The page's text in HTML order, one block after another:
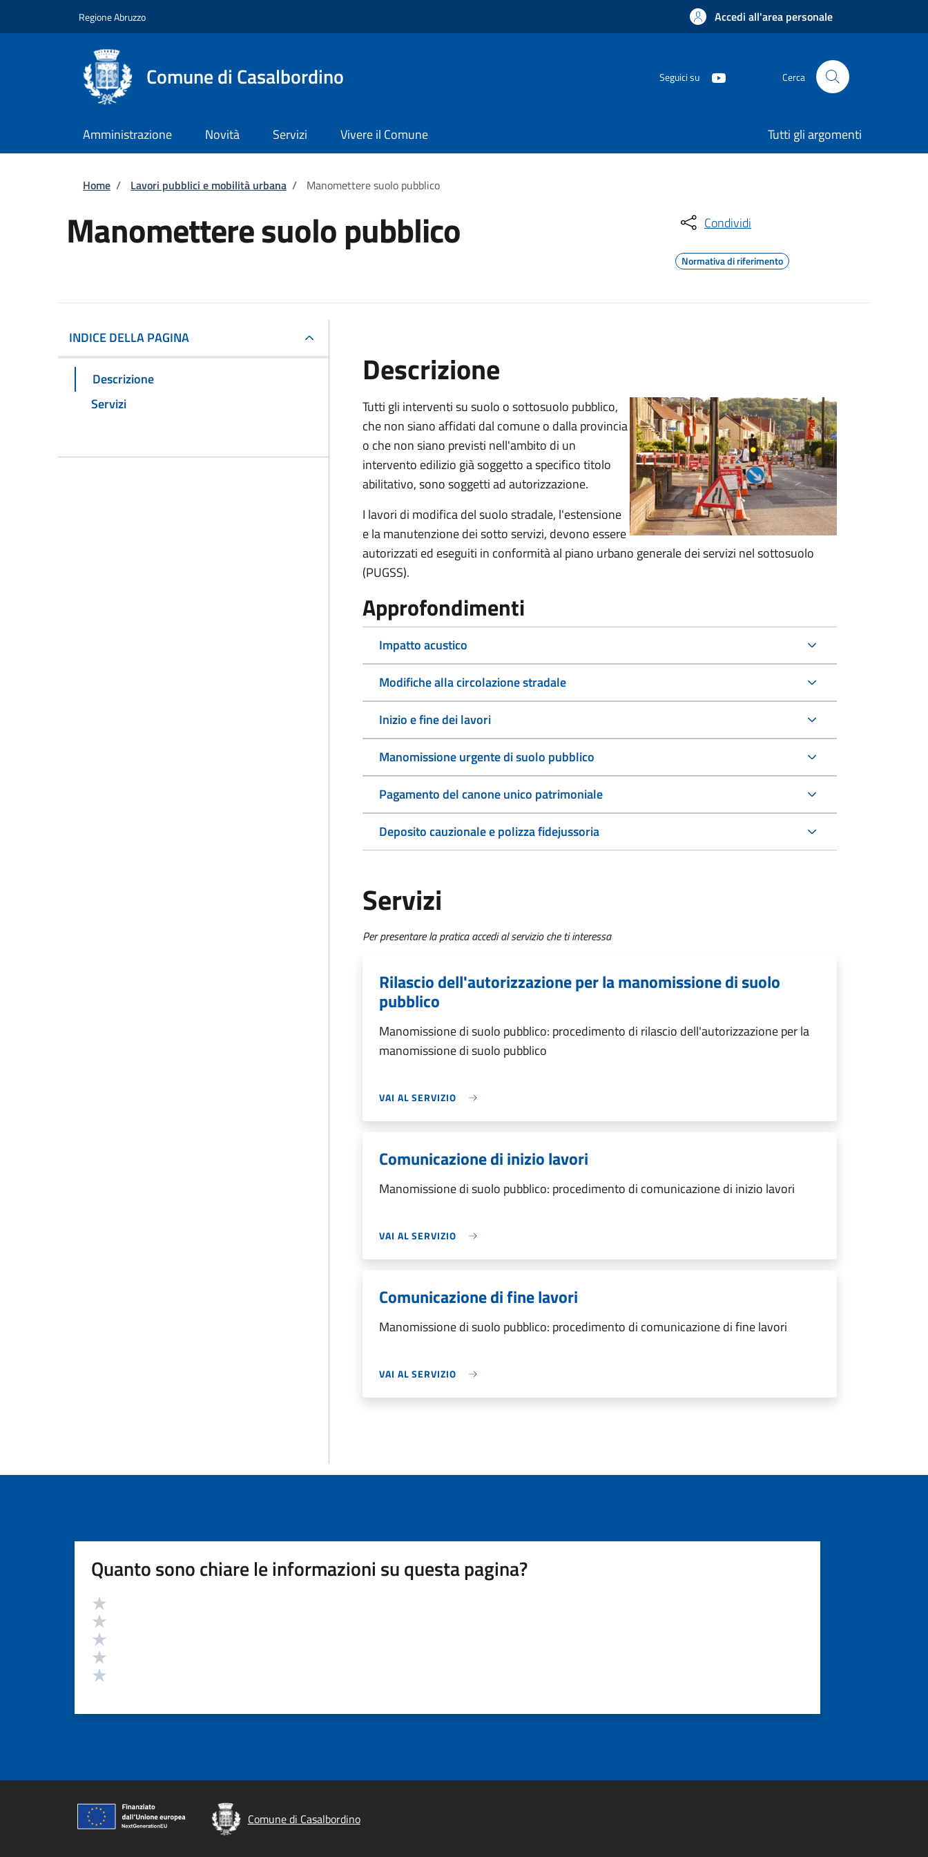
Regione Abruzzo Accedi all'area personale
Comune di Casalbordino Seguici su Cerca
Amministrazione Novità Servizi Vivere il Comune Tutti gli argomenti
Briciole di pane
Home / Lavori pubblici e mobilità urbana / Manomettere suolo pubblico
Manomettere suolo pubblico Condividi
Normativa di riferimento
INDICE DELLA PAGINA
Descrizione
Servizi
Descrizione
Tutti gli interventi su suolo o sottosuolo pubblico,
che non siano affidati dal comune o dalla provincia
o che non siano previsti nell'ambito di un
intervento edilizio già soggetto a specifico titolo
abilitativo, sono soggetti adautorizzazione.
I lavori di modifica del suolo stradale, l'estensione
e la manutenzione dei sotto servizi, devono essere
autorizzati ed eseguiti in conformità al piano urbano generale dei servizi nel sottosuolo
(PUGSS).
Approfondimenti
Impatto acustico
Modifiche alla circolazione stradale
Inizio e fine dei lavori
Manomissione urgente di suolo pubblico
Pagamento del canone unico patrimoniale
Deposito cauzionale e polizza fidejussoria
Servizi
Per presentare la pratica accedi al servizio che ti interessa
Rilascio dell'autorizzazione per la manomissione di suolo
pubblico
Manomissione di suolo pubblico: procedimento di rilascio dell'autorizzazione per la
manomissione di suolo pubblico
VAI AL SERVIZIO
Comunicazione di inizio lavori
Manomissione di suolo pubblico: procedimento di comunicazione di inizio lavori
VAI AL SERVIZIO
Comunicazione di fine lavori
Manomissione di suolo pubblico: procedimento di comunicazione di fine lavori
VAI AL SERVIZIO
Quanto sono chiare le informazioni su questa pagina?
Valutazione
Comune di Casalbordino